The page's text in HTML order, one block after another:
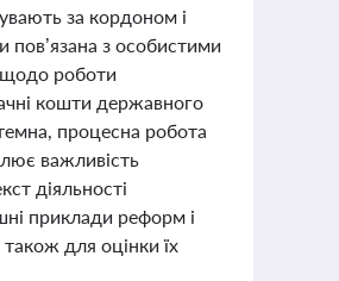
за кордоном і
з особистими
щодо роботи
кошти державного
процесна робота
важливість
діяльності
приклади реформ і
для оцінки їх